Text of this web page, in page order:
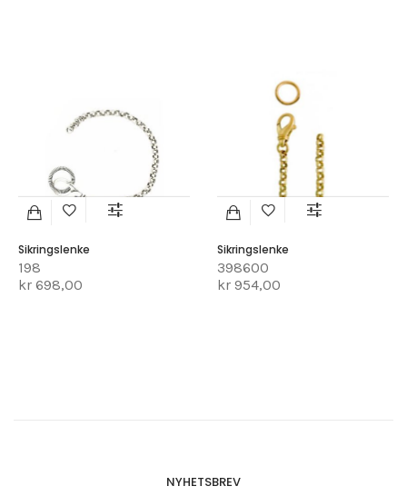
Sikringslenke
198
kr 698,00
Sikringslenke
398600
kr 954,00
NYHETSBREV